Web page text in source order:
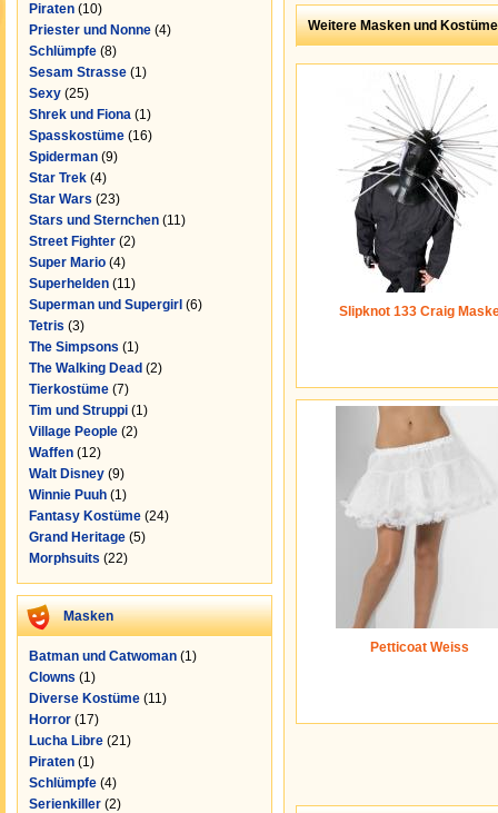
Piraten (10)
Priester und Nonne (4)
Schlümpfe (8)
Sesam Strasse (1)
Sexy (25)
Shrek und Fiona (1)
Spasskostüme (16)
Spiderman (9)
Star Trek (4)
Star Wars (23)
Stars und Sternchen (11)
Street Fighter (2)
Super Mario (4)
Superhelden (11)
Superman und Supergirl (6)
Tetris (3)
The Simpsons (1)
The Walking Dead (2)
Tierkostüme (7)
Tim und Struppi (1)
Village People (2)
Waffen (12)
Walt Disney (9)
Winnie Puuh (1)
Fantasy Kostüme (24)
Grand Heritage (5)
Morphsuits (22)
Masken
Batman und Catwoman (1)
Clowns (1)
Diverse Kostüme (11)
Horror (17)
Lucha Libre (21)
Piraten (1)
Schlümpfe (4)
Serienkiller (2)
Weitere Masken und
Slipknot 133 Craig
Petticoat Weiss